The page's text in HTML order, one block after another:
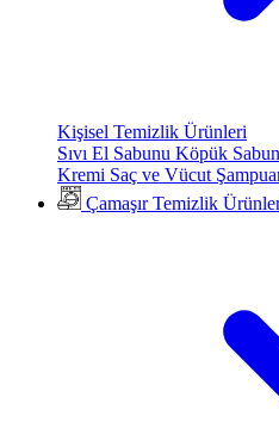
Kişisel Temizlik Ürünleri
Sıvı El Sabunu Köpük Sabun
Kremi Saç ve Vücut
Çamaşır Temizlik